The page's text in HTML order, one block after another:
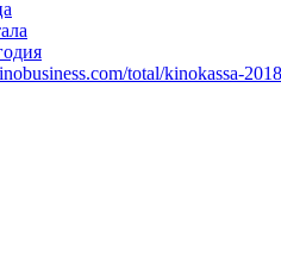
total/kinokassa-